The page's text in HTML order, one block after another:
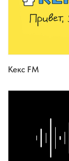
Кекс FM